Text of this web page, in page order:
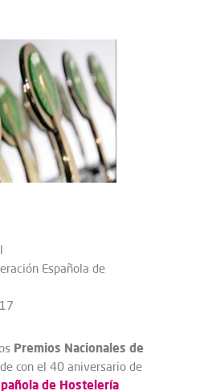
Española de
Premios Nacionales de
con el 40 aniversario de
de Hostelería